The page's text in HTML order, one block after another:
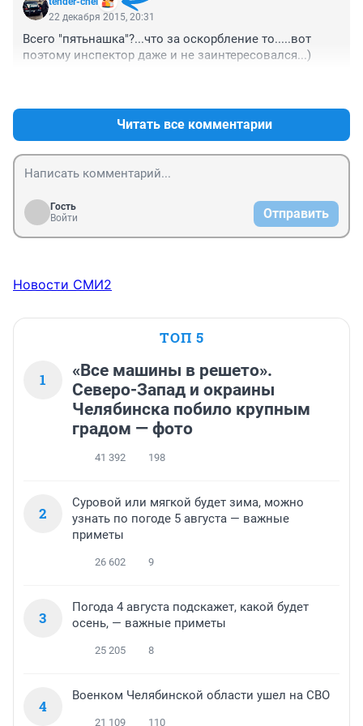
жалобах за них возьмутся и либо знак снимут или
шлакбаум для контроля въезда поставят. А так это
беспредел.
22 декабря 2015, 20:31
Всего "пятьнашка"?...что за оскорбление то.....вот
поэтому инспектор даже и не заинтересовался...)
Читать все комментарии
Гость
Войти
Отправить
Новости СМИ2
ТОП 5
1
«Все машины в решето».
Северо-Запад и окраины
Челябинска побило крупным
градом — фото
41 392 198
2
Суровой или мягкой будет зима, можно
узнать по погоде 5 августа — важные
приметы
26 602 9
3
Погода 4 августа подскажет, какой будет
осень, — важные приметы
25 205 8
4
Военком Челябинской области ушел на СВО
21 109 110